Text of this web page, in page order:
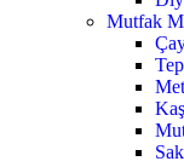
Mutfak